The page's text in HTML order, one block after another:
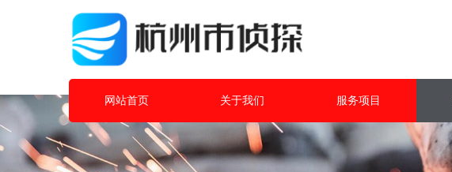
网站首页 关于我们 服务项目